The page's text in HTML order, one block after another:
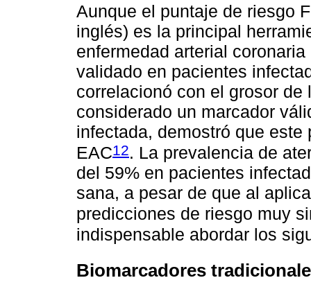
Aunque el puntaje de riesgo
inglés) es la principal
enfermedad arterial
validado en pacientes
correlacionó con el grosor
considerado un marcador
infectada, demostró que
EAC12. La prevalencia de
del 59% en pacientes
sana, a pesar de que al
predicciones de riesgo muy
indispensable abordar los
Biomarcadores